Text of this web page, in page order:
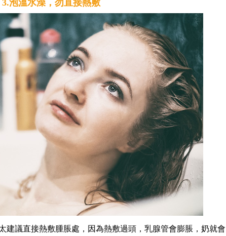
3.泡溫水澡，勿直接熱敷
建議直接熱敷腫脹處，因為熱敷過頭，乳腺管會膨脹，奶就會